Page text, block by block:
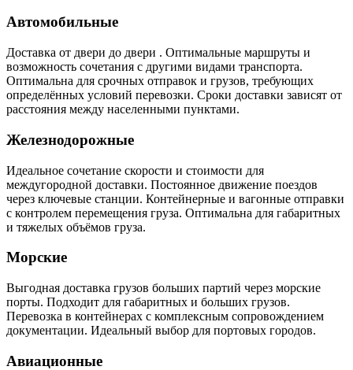
Автомобильные
Доставка от двери до двери . Оптимальные маршруты и
возможность сочетания с другими видами транспорта.
Оптимальна для срочных отправок и грузов, требующих
определённых условий перевозки. Сроки доставки зависят от
расстояния между населенными пунктами.
Железнодорожные
Идеальное сочетание скорости и стоимости для
междугородной доставки. Постоянное движение поездов
через ключевые станции. Контейнерные и вагонные отправки
с контролем перемещения груза. Оптимальна для габаритных
и тяжелых объёмов груза.
Морские
Выгодная доставка грузов больших партий через морские
порты. Подходит для габаритных и больших грузов.
Перевозка в контейнерах с комплексным сопровождением
документации. Идеальный выбор для портовых городов.
Авиационные